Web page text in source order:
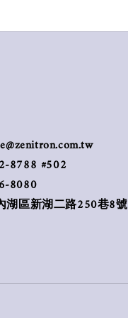
8788 #502
8080
區新湖二路250巷8號